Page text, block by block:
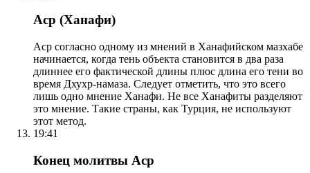
Аср (Ханафи)
Аср согласно одному из мнений в Ханафийском мазхабе
начинается, когда тень объекта становится в два раза
длиннее его фактической длины плюс длина его тени во
время Дхухр-намаза. Следует отметить, что это всего
лишь одно мнение Ханафи. Не все Ханафиты разделяют
это мнение. Такие страны, как Турция, не используют
этот метод.
19:41
Конец молитвы Аср